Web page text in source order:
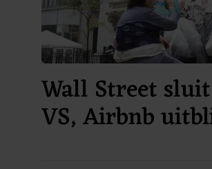
Wall Street
VS, Airbnb